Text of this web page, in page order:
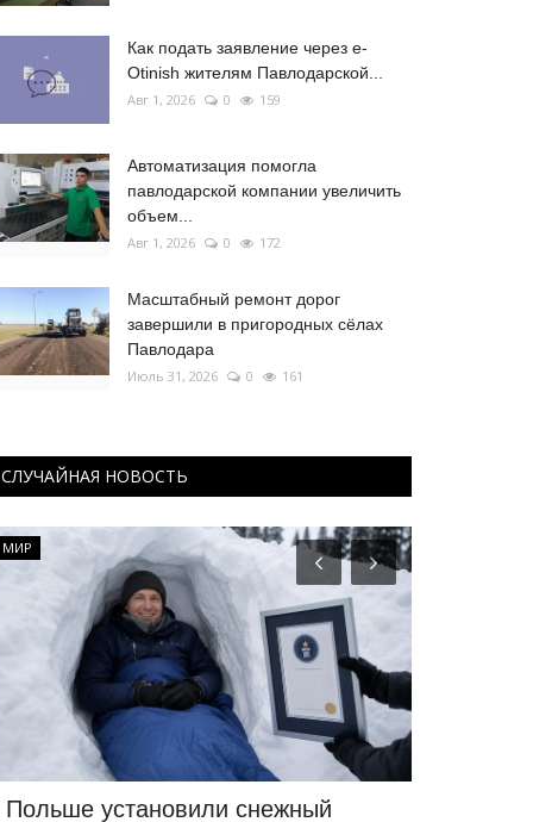
Как подать заявление через e-
Otinish жителям Павлодарской...
Авг 1, 2026 0 159
Автоматизация помогла
павлодарской компании увеличить
объем...
Авг 1, 2026 0 172
Масштабный ремонт дорог
завершили в пригородных сёлах
Павлодара
Июль 31, 2026 0 161
СЛУЧАЙНАЯ НОВОСТЬ
МИР
Польше установили снежный